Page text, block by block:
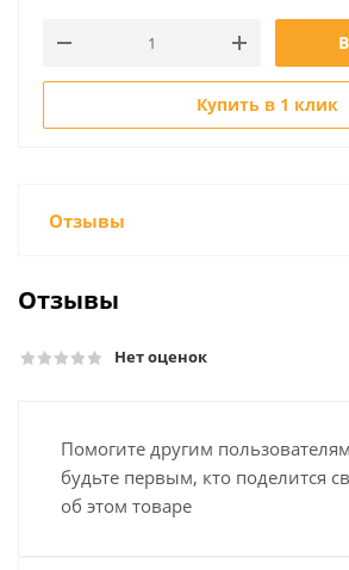
Купить в 1 клик
Отзывы
Отзывы
Нет оценок
Помогите другим
будьте первым, кто поделится
об этом товаре